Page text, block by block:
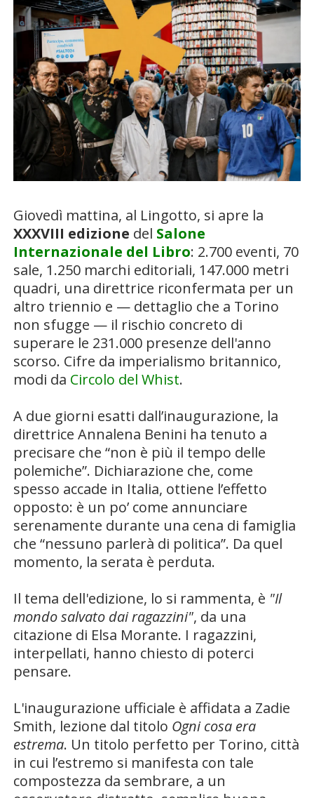
Giovedì mattina, al Lingotto, si apre la
XXXVIII edizione del Salone
Internazionale del Libro: 2.700 eventi, 70
sale, 1.250 marchi editoriali, 147.000 metri
quadri, una direttrice riconfermata per un
altro triennio e — dettaglio che a Torino
non sfugge — il rischio concreto di
superare le 231.000 presenze dell'anno
scorso. Cifre da imperialismo britannico,
modi da Circolo del Whist.
A due giorni esatti dall’inaugurazione, la
direttrice Annalena Benini ha tenuto a
precisare che “non è più il tempo delle
polemiche”. Dichiarazione che, come
spesso accade in Italia, ottiene l’effetto
opposto: è un po’ come annunciare
serenamente durante una cena di famiglia
che “nessuno parlerà di politica”. Da quel
momento, la serata è perduta.
Il tema dell'edizione, lo si rammenta, è "Il
mondo salvato dai ragazzini", da una
citazione di Elsa Morante. I ragazzini,
interpellati, hanno chiesto di poterci
pensare.
L'inaugurazione ufficiale è affidata a Zadie
Smith, lezione dal titolo Ogni cosa era
estrema. Un titolo perfetto per Torino, città
in cui l’estremo si manifesta con tale
compostezza da sembrare, a un